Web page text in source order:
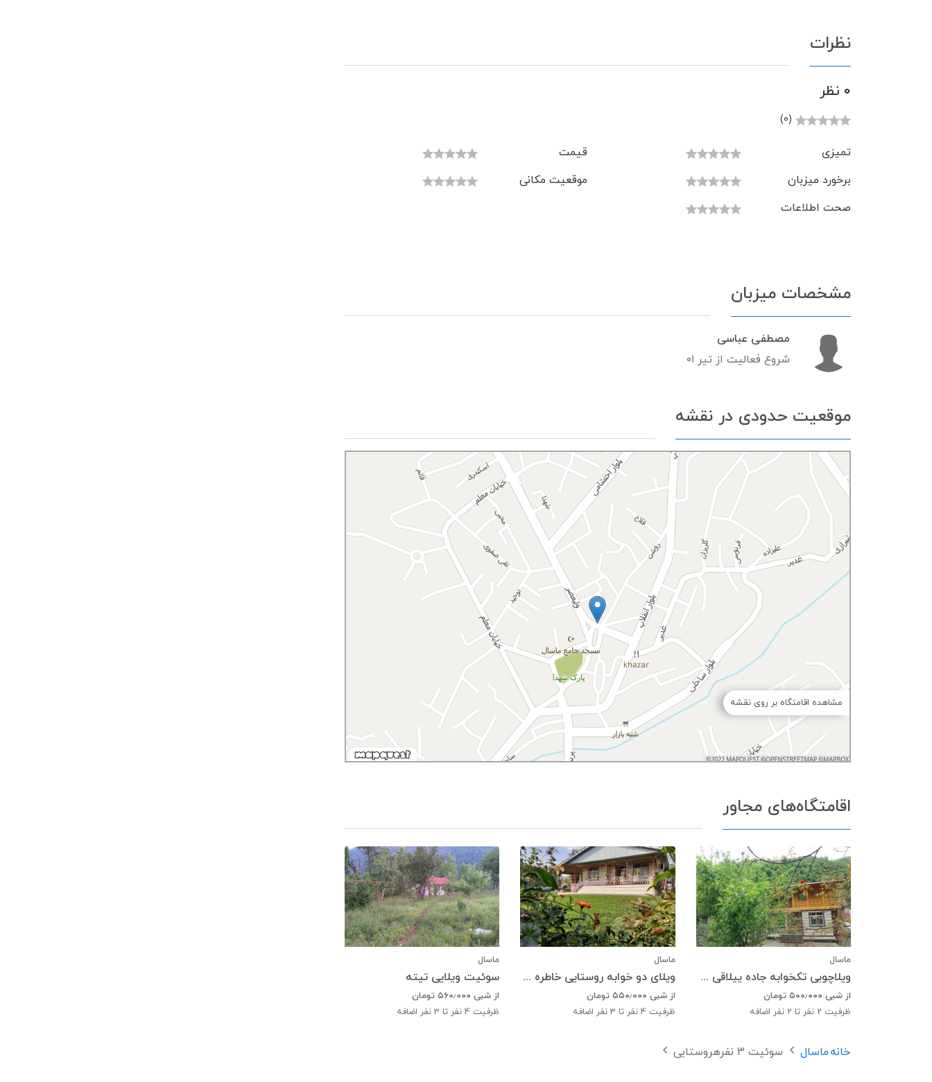
نظرات
0 نظر
(0)
تمیزی
برخورد میزبان
صحت اطلاعات
قیمت
موقعیت مکانی
مشخصات میزبان
مصطفی عباسی
شروع فعالیت از تیر ۰۱
موقعیت حدودی در نقشه
مشاهده اقامتگاه بر روی نقشه
اقامتگاه‌های مجاور
ماسال
ویلاچوبی تکخوابه جاده ییلاقی ماسال
از شبی ۵۰۰٫۰۰۰ تومان
ظرفیت 2 نفر تا 2 نفر اضافه
ماسال
ویلای دو خوابه روستایی خاطره انگیز
از شبی ۵۵۰٫۰۰۰ تومان
ظرفیت 4 نفر تا 3 نفر اضافه
ماسال
سوئیت ویلایی تیته
از شبی ۵۶۰٫۰۰۰ تومان
ظرفیت 4نفر تا 3 نفر اضافه
خانهماسال سوئیت 3 نفرهروستایی